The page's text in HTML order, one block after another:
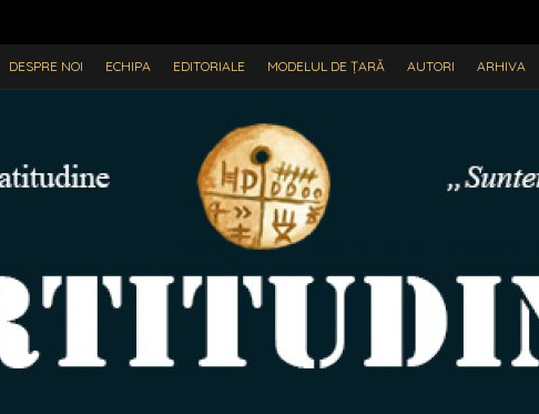
DESPRE NOI ECHIPA EDITORIALE MODELUL DE ȚARĂ AUTORI ARHIVA